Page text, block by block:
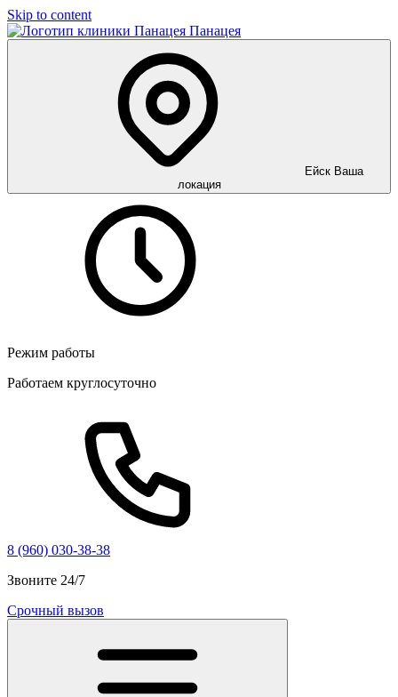
Skip to content
Панацея
Ейск Ваша
локация
Режим работы
Работаем круглосуточно
8 (960) 030-38-38
Звоните 24/7
Срочный вызов